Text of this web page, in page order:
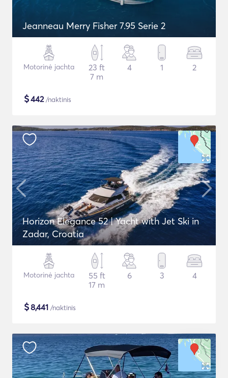
Jeanneau Merry Fisher 7.95 Serie 2
Motorinė jachta
23 ft
7 m
4 1 2
$442/naktinis
Horizon Elegance 52 | Yacht with Jet Ski in
Zadar, Croatia
Motorinė jachta
55 ft
17 m
6 3 4
$8,441 /naktinis